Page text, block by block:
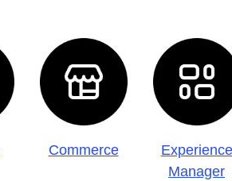
Commerce
Experience
Manager